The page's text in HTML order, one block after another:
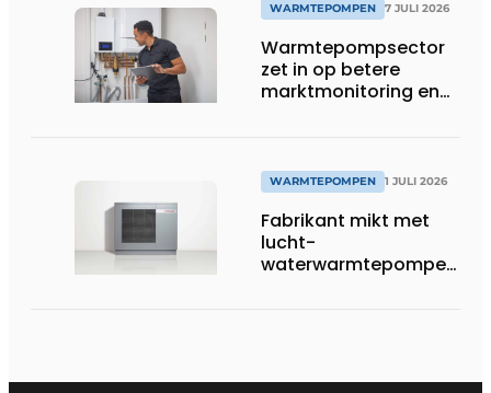
WARMTEPOMPEN 7 JULI 2026
Warmtepompsector
zet in op betere
marktmonitoring en
WARMTEPOMPEN 1 JULI 2026
Fabrikant mikt met
lucht-
waterwarmtepompen